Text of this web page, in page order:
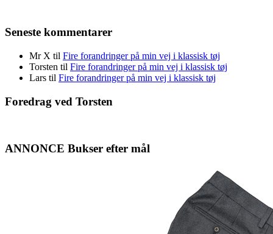
Seneste kommentarer
Mr X til Fire forandringer på min vej i klassisk tøj
Torsten til Fire forandringer på min vej i klassisk tøj
Lars til Fire forandringer på min vej i klassisk tøj
Foredrag ved Torsten
ANNONCE Bukser efter mål